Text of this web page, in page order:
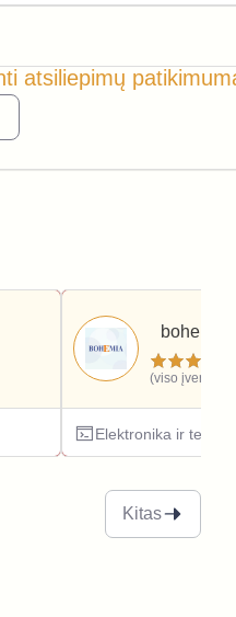
atsiliepimų
(viso
Elektronika ir
Kitas